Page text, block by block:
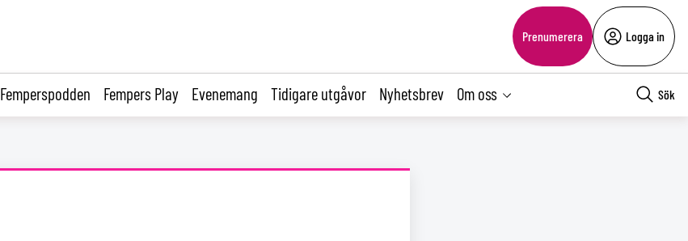
Prenumerera Logga in
Femperspodden Fempers Play Evenemang Tidigare utgåvor Nyhetsbrev Om oss Sök